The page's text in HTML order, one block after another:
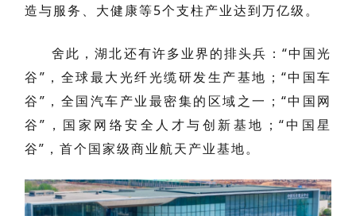
造与服务、大健康等5个支柱产业达到万亿级。
舍此，湖北还有许多业界的排头兵：“中国光
谷”，全球最大光纤光缆研发生产基地；“中国车
谷”，全国汽车产业最密集的区域之一；“中国网
谷”，国家网络安全人才与创新基地；“中国星
谷”，首个国家级商业航天产业基地。